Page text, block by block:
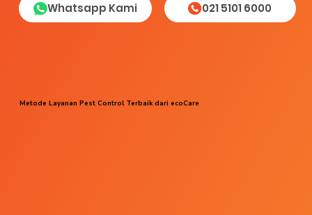
Whatsapp Kami 021 5101 6000
Metode Layanan Pest Control Terbaik dari ecoCare